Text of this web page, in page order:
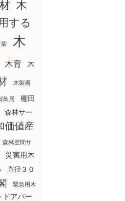
木
する
木
木育 木
木製看
鳥居
棚田
森林サー
価値産
森林空間サ
災害用木
直径３０
緊急用木
ドアパー